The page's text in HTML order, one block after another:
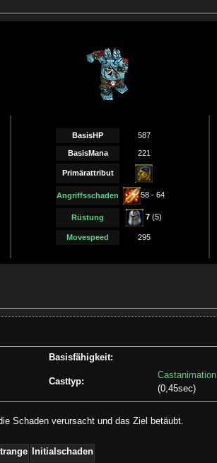
BasisHP 587
BasisMana 221
Primärattribut
Angriffsschaden 58 - 64
Rüstung 7 (5)
Movespeed 295
Basisfähigkeit:
Casttyp:
Castanimation
(0,45sec)
Schaden verursacht und das Ziel betäubt.
Initialschaden